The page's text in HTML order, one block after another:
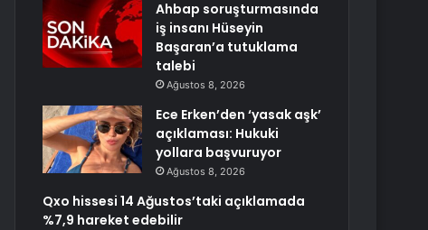
Ahbap soruşturmasında
iş insanı Hüseyin
Başaran’a tutuklama
talebi
Ağustos 8, 2026
Ece Erken’den ‘yasak aşk’
açıklaması: Hukuki
yollara başvuruyor
Ağustos 8, 2026
Qxo hissesi 14 Ağustos’taki açıklamada
%7,9 hareket edebilir